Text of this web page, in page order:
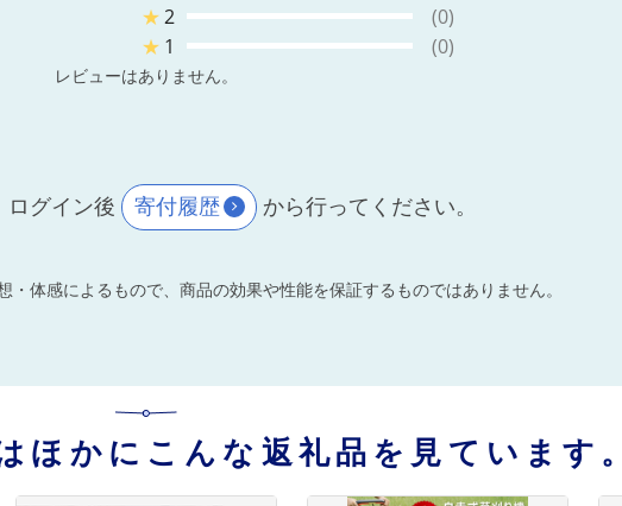
★2
(0)
★ 1 (0)
レビューはありません。
ログイン後 寄付履歴 から行ってください。
体感によるもので、商品の効果や性能を保証するものではありません。
ほかにこんな返礼品を見ています。